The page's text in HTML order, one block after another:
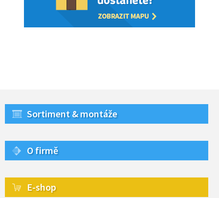
Sortiment & montáže
O firmě
E-shop